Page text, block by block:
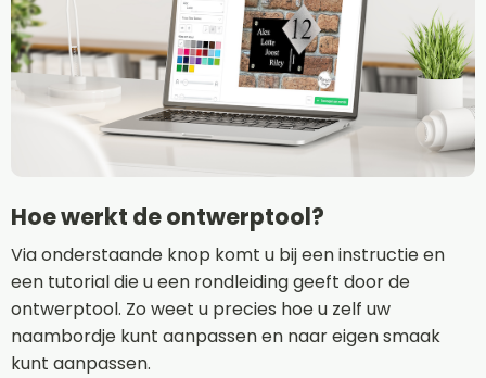
Hoe werkt de ontwerptool?
Via onderstaande knop komt u bij een instructie en
een tutorial die u een rondleiding geeft door de
ontwerptool. Zo weet u precies hoe u zelf uw
naambordje kunt aanpassen en naar eigen smaak
kunt aanpassen.